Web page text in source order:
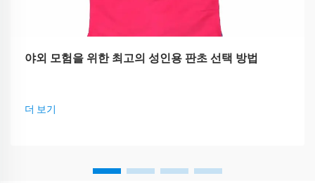
야외 모험을 위한 최고의 성인용 판초 선택 방법
더 보기